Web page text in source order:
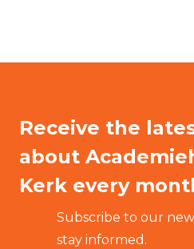
Receive the
about
Kerk every
Subscribe to our
stay informed.